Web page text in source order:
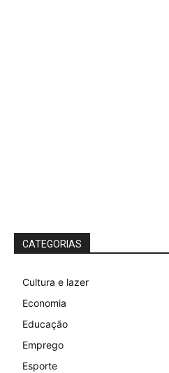
CATEGORIAS
Cultura e lazer
Economia
Educação
Emprego
Esporte